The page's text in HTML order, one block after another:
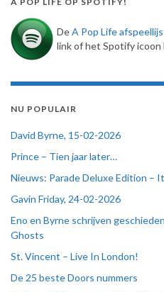
DeA Pop Life
link of het Spotify icoon
NU POPULAIR
David Byrne, 15-02-2026
Prince – Tien jaar later…
Nieuws: Parade Deluxe Edition –
Gavin Friday, 24-02-2026
Eno en Byrne schrijven
Ghosts
St. Vincent – Live In London!
De 25 beste Doors nummers